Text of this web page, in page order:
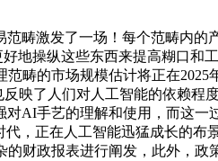
激发了一场！每个范畴内的
地操纵这些东西来提高糊口和
畴的市场规模估计将正在
映了人们对人工智能的依赖程
AI手艺的理解和使用，而这一
，正在人工智能迅猛成长的布
财政报表进行阐发，此外，